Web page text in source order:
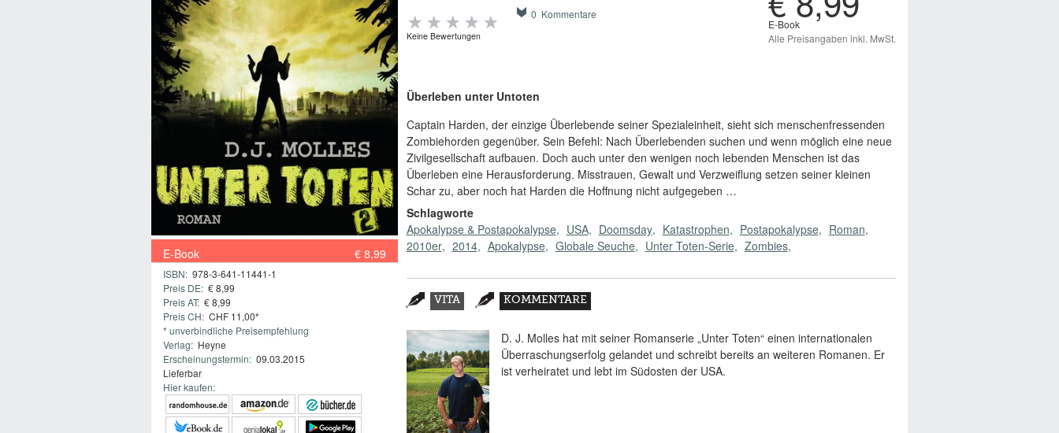
E-Book € 8,99
ISBN: 978-3-641-11441-1
Preis DE: € 8,99
Preis AT: € 8,99
Preis CH: CHF 11,00*
* unverbindliche Preisempfehlung
Verlag: Heyne
Erscheinungstermin: 09.03.2015
Lieferbar
Hier kaufen:
Keine Bewertungen
0 Kommentare
E-Book
Alle Preisangaben inkl. MwSt.
Überleben unter Untoten
Captain Harden, der einzige Überlebende seiner Spezialeinheit, sieht sich menschenfressenden
Zombiehorden gegenüber. Sein Befehl: Nach Überlebenden suchen und wenn möglich eine neue
Zivilgesellschaft aufbauen. Doch auch unter den wenigen noch lebenden Menschen ist das
Überleben eine Herausforderung. Misstrauen, Gewalt und Verzweiflung setzen seiner kleinen
Schar zu, aber noch hat Harden die Hoffnung nicht aufgegeben …
Schlagworte
Apokalypse & Postapokalypse
USA Doomsday Katastrophen Postapokalypse
Roman
2010er
2014 Apokalypse Globale Seuche Unter Toten-Serie Zombies
Zusatzmaterial
VITA
REITER)
KOMMENTARE
D. J. Molles hat mit seiner Romanserie „Unter Toten“ einen internationalen
Überraschungserfolg gelandet und schreibt bereits an weiteren Romanen. Er
ist verheiratet und lebt im Südosten der USA.